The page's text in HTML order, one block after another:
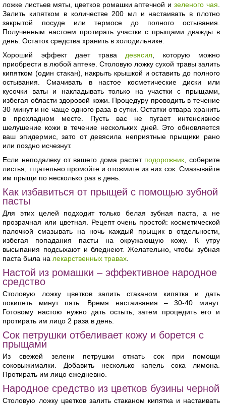
ложке листьев мяты, цветков ромашки аптечной и зеленого чая
Залить кипятком в количестве 200 мл и настаивать в плотно
закрытой посуде или термосе до полного остывания.
Полученным настоем протирать участки с прыщами дважды в
день. Остаток средства хранить в холодильнике.
Хороший эффект дает трава девясил , которую можно
приобрести в любой аптеке. Столовую ложку сухой травы залить
кипятком (один стакан), накрыть крышкой и оставить до полного
остывания. Смачивать в настое косметические диски или
кусочки ваты и накладывать только на участки с прыщами,
избегая области здоровой кожи. Процедуру проводить в течение
30 минут и не чаще одного раза в сутки. Остатки отвара хранить
в прохладном месте. Пусть вас не пугает интенсивное
шелушение кожи в течение нескольких дней. Это обновляется
ваш эпидермис, зато от девясила неприятные прыщики рано
или поздно исчезнут.
Если неподалеку от вашего дома растет подорожник , соберите
листья, тщательно промойте и отожмите из них сок. Смазывайте
им прыщи по несколько раз в день.
Как избавиться от прыщей с помощью зубной
пасты
Для этих целей подходит только белая зубная паста, а не
прозрачная или цветная. Рецепт очень простой: косметической
палочкой смазывать на ночь каждый прыщик в отдельности,
избегая попадания пасты на окружающую кожу. К утру
высыпания подсыхают и бледнеют. Желательно, чтобы зубная
паста была на лекарственных травах
Настой из ромашки – эффективное народное
средство
Столовую ложку цветков залить стаканом кипятка и дать
покипеть минут пять. Время настаивания – 30-40 минут.
Готовому настою нужно дать остыть, затем процедить его и
протирать им лицо 2 раза в день.
Сок петрушки отбеливает кожу и борется с
прыщами
Из свежей зелени петрушки отжать сок при помощи
соковыжималки. Добавить несколько капель сока лимона.
Протирать им лицо ежедневно.
Народное средство из цветков бузины черной
Столовую ложку цветков залить стаканом кипятка и настаивать